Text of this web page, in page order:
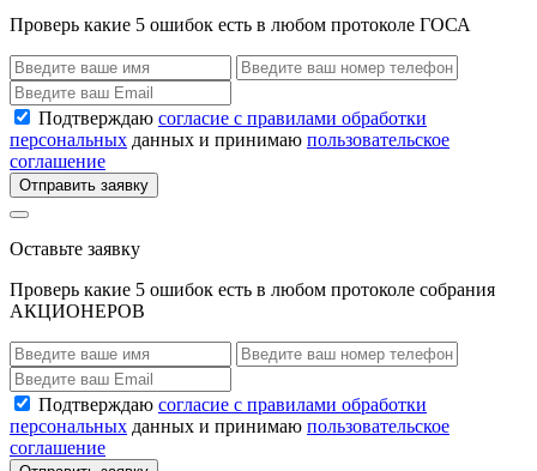
Проверь какие 5 ошибок есть в любом протоколе ГОСА
Подтверждаю согласие с правилами обработки
персональных данных и принимаю пользовательское
соглашение
Отправить заявку
Оставьте заявку
Проверь какие 5 ошибок есть в любом протоколе собрания
АКЦИОНЕРОВ
Подтверждаю согласие с правилами обработки
персональных данных и принимаю пользовательское
соглашение